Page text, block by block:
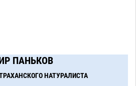
Загрузить еще
ПАНЬКОВ
НАТУРАЛИСТА